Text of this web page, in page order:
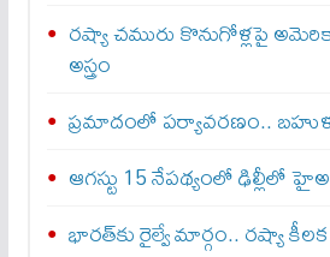
రష్యా చమురు కొనుగోళ్లపై
అస్త్రం
ప్రమాదంలో పర్యావరణం..
ఆగస్టు 15 నేపథ్యంలో ఢిల్లీలో
భారత్‌కు రైల్వే మార్గం.. రష్యా